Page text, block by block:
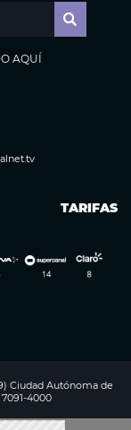
AQUÍ
TARIFAS
Ciudad Autónoma de
7091-4000